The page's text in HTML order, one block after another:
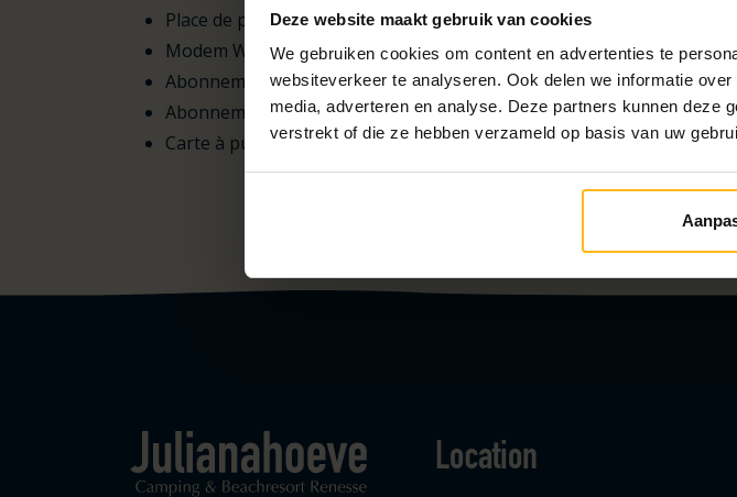
Deze website maakt gebruik van cookies
We gebruiken cookies om content en advertenties te
websiteverkeer te analyseren. Ook delen we informatie
media, adverteren en analyse. Deze partners kunnen deze
verstrekt of die ze hebben verzameld op basis van uw
Place de parking supplémentaire (selon disponibilité): €210,00
Modem Wi-Fi personnel : €140,00
Abonnement Wi-Fi annuel : €160,00
Abonnement Delta TV : €55,00
Carte à puce Delta : €60,00
Logo Julianahoeve Location